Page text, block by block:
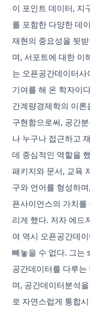
이 포인트 데이터, 지
를 포함한 다양한 데
재현의 중요성을 뒷
며, 서포트에 대한 이
는 오픈공간데이터
기여를 해 온 학자이
간계량경제학의 이론
구현함으로써, 공간
나 누구나 접근하고
데 중심적인 역할을
패키지와 문서, 교육
구와 언어를 형성하
픈사이언스의 가치
리게 했다. 저자 에드
여 역시 오픈공간데
빼놓을 수 없다. 그는
공간데이터를 다루
며, 공간데이터분석
로 자연스럽게 통합